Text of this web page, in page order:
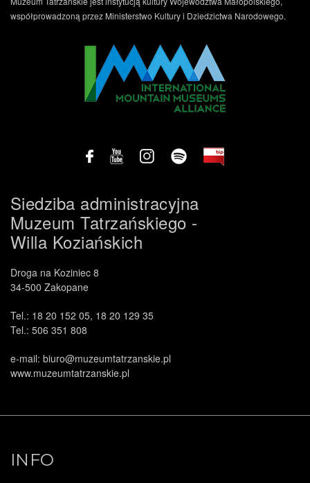
współprowadzoną przez Ministerstwo Kultury i Dziedzictwa Narodowego.
Siedziba administracyjna
Muzeum Tatrzańskiego -
Willa Koziańskich
Droga na Koziniec 8
34-500 Zakopane
Tel.: 18 20 152 05, 18 20 129 35
Tel.: 506 351 808
e-mail: biuro@muzeumtatrzanskie.pl
www.muzeumtatrzanskie.pl
INFO
.